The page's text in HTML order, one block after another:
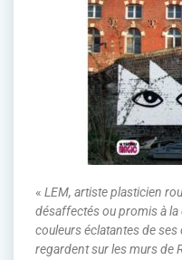
« LEM, artiste plasticien
désaffectés ou promis à
couleurs éclatantes de
regardent sur les murs de